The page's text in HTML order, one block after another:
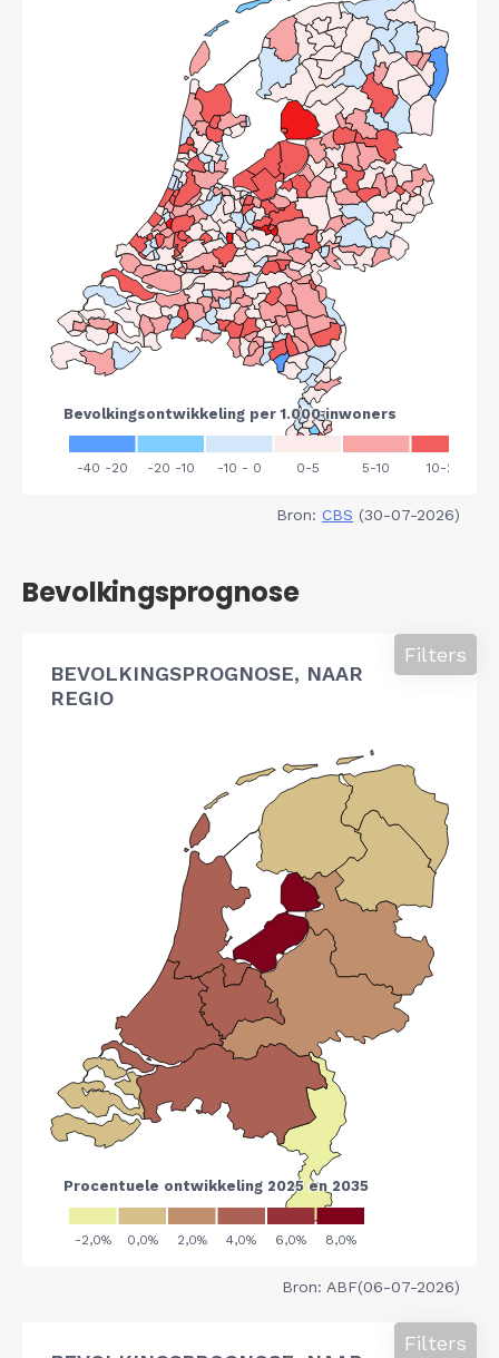
Bron: CBS (30-07-2026)
Bevolkingsprognose
BEVOLKINGSPROGNOSE, NAAR
REGIO
Filters
Bron: ABF(06-07-2026)
Filters